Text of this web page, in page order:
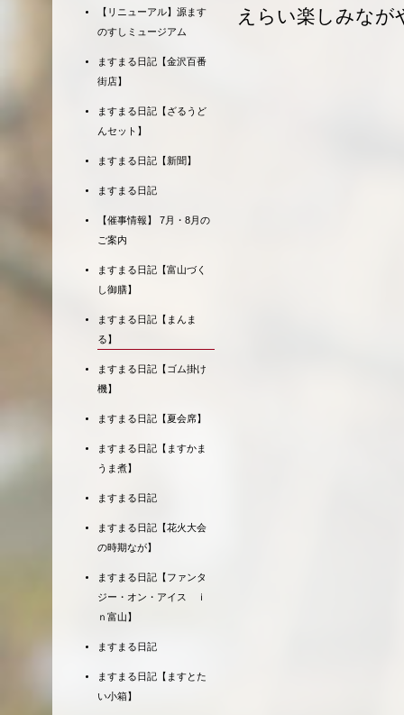
えらい楽しみなが
【リニューアル】源ます
のすしミュージアム
ますまる日記【金沢百番
街店】
ますまる日記【ざるうど
んセット】
ますまる日記【新聞】
ますまる日記
【催事情報】 7月・8月の
ご案内
ますまる日記【富山づく
し御膳】
ますまる日記【まんま
る】
ますまる日記【ゴム掛け
機】
ますまる日記【夏会席】
ますまる日記【ますかま
うま煮】
ますまる日記
ますまる日記【花火大会
の時期なが】
ますまる日記【ファンタ
ジー・オン・アイス ｉ
ｎ富山】
ますまる日記
ますまる日記【ますとた
い小箱】